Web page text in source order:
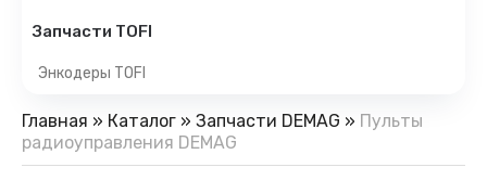
Запчасти TOFI
Энкодеры TOFI
Главная » Каталог » Запчасти DEMAG » Пульты
радиоуправления DEMAG